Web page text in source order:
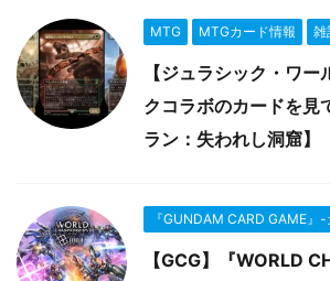
MTG MTGカード情報 雑
【ジュラシック・ワ
クコラボのカードを
ラン：失われし洞窟】
『GUNDAM CARD GAME
【GCG】『WORLD